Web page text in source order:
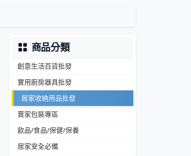
商品分類
創意生活百貨批發
實用廚房器具批發
居家收納用品批發
賣家包裝專區
飲品/食品/保健/保養
居家安全必備